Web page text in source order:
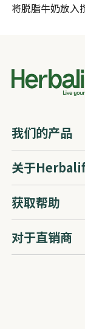
将脱脂牛奶放入
我们的产品
关于
获取帮助
对于直销商